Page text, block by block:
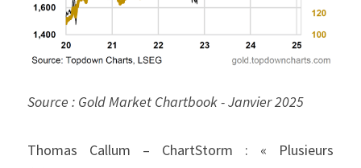
Source : Gold Market Chartbook - Janvier 2025
Thomas Callum – ChartStorm : « Plusieurs